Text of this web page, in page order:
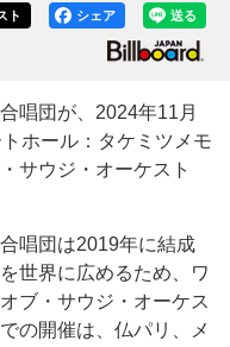
送る
シェア
ト
唱団が、2024年11月
ホール：タケミツメモ
サウジ・オーケスト
唱団は2019年に結成
世界に広めるため、ワ
ブ・サウジ・オーケス
の開催は、仏パリ、メ